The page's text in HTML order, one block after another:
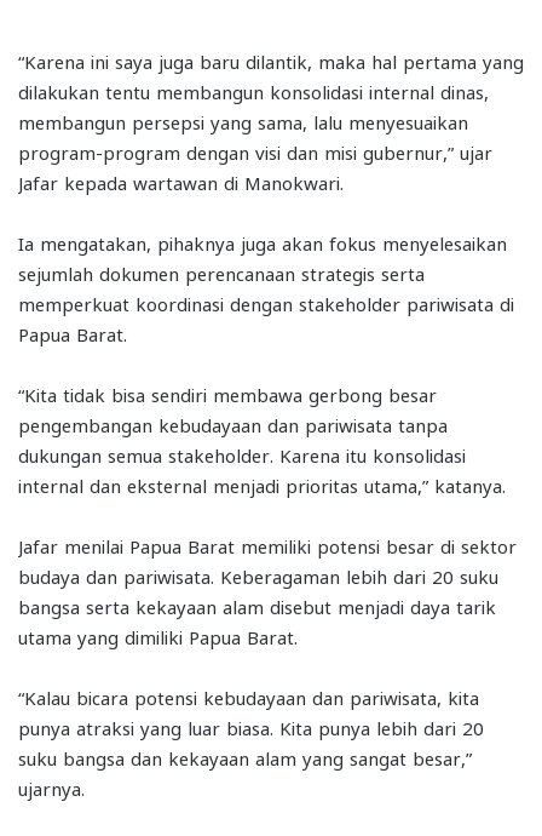
“Karena ini saya juga baru dilantik, maka hal pertama yang
dilakukan tentu membangun konsolidasi internal dinas,
membangun persepsi yang sama, lalu menyesuaikan
program-program dengan visi dan misi gubernur,” ujar
Jafar kepada wartawan di Manokwari.
Ia mengatakan, pihaknya juga akan fokus menyelesaikan
sejumlah dokumen perencanaan strategis serta
memperkuat koordinasi dengan stakeholder pariwisata di
Papua Barat.
“Kita tidak bisa sendiri membawa gerbong besar
pengembangan kebudayaan dan pariwisata tanpa
dukungan semua stakeholder. Karena itu konsolidasi
internal dan eksternal menjadi prioritas utama,” katanya.
Jafar menilai Papua Barat memiliki potensi besar di sektor
budaya dan pariwisata. Keberagaman lebih dari 20 suku
bangsa serta kekayaan alam disebut menjadi daya tarik
utama yang dimiliki Papua Barat.
“Kalau bicara potensi kebudayaan dan pariwisata, kita
punya atraksi yang luar biasa. Kita punya lebih dari 20
suku bangsa dan kekayaan alam yang sangat besar,”
ujarnya.